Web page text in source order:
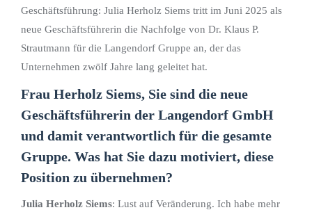
Geschäftsführung: Julia Herholz Siems tritt im Juni 2025 als
neue Geschäftsführerin die Nachfolge von Dr. Klaus P.
Strautmann für die Langendorf Gruppe an, der das
Unternehmen zwölf Jahre lang geleitet hat.
Frau Herholz Siems, Sie sind die neue
Geschäftsführerin der Langendorf GmbH
und damit verantwortlich für die gesamte
Gruppe. Was hat Sie dazu motiviert, diese
Position zu übernehmen?
Julia Herholz Siems: Lust auf Veränderung. Ich habe mehr